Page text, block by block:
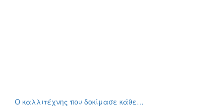
Ο καλλιτέχνης που δοκίμασε κάθε…